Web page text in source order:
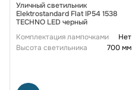
Уличный светильник
Elektrostandard Flat IP54 1538
TECHNO LED черный
Комплектация лампочками
Нет
Высота светильника
700 мм